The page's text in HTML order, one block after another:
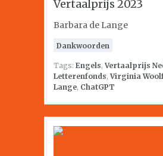
Vertaalprijs 2023
Barbara de Lange
Dankwoorden
Tags: Engels,Vertaalprijs
Letterenfonds,Virginia
Lange, ChatGPT